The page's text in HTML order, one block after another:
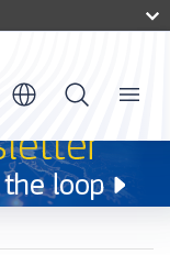
Menu